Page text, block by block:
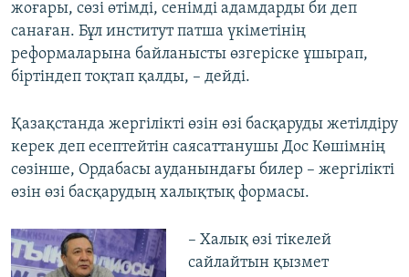
жоғары, сөзі өтімді, сенімді адамдарды би деп
санаған. Бұл институт патша үкіметінің
реформаларына байланысты өзгеріске ұшырап,
біртіндеп тоқтап қалды, – дейді.
Қазақстанда жергілікті өзін өзі басқаруды жетілдіру
керек деп есептейтін саясаттанушы Дос Көшімнің
сөзінше, Ордабасы ауданындағы билер – жергілікті
өзін өзі басқарудың халықтық формасы.
– Халық өзі тікелей
сайлайтын қызмет